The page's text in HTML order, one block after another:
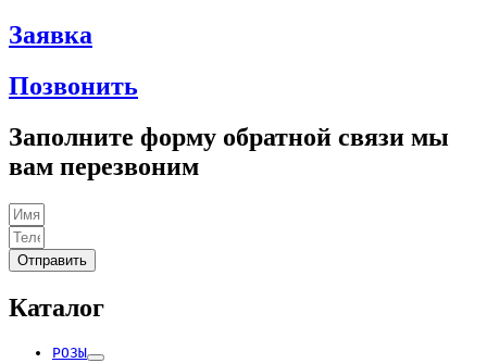
Заявка
Позвонить
Заполните форму обратной связи мы
вам перезвоним
Отправить
Каталог
РОЗЫ